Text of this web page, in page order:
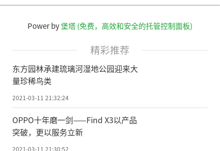
Power by堡塔 (免费，高效和安全的托管控制面板)
精彩推荐
东方园林承建琉璃河湿地公园迎来大
量珍稀鸟类
2021-03-11 21:32:24
OPPO十年磨一剑——Find X3以产品
突破，更以服务立新
2021-03-11 21:30:52